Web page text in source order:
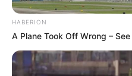
HABERION
A Plane Took Off Wrong –